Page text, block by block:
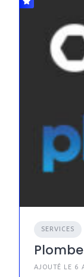
SERVICES
AJOUTÉ LE 6